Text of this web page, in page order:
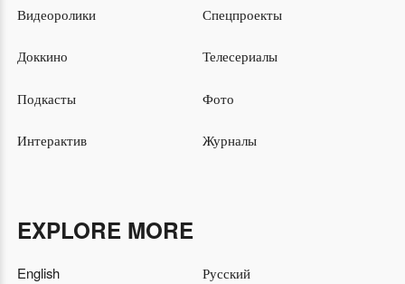
Видеоролики Спецпроекты
Доккино Телесериалы
Подкасты Фото
Интерактив Журналы
EXPLORE MORE
English
Русский